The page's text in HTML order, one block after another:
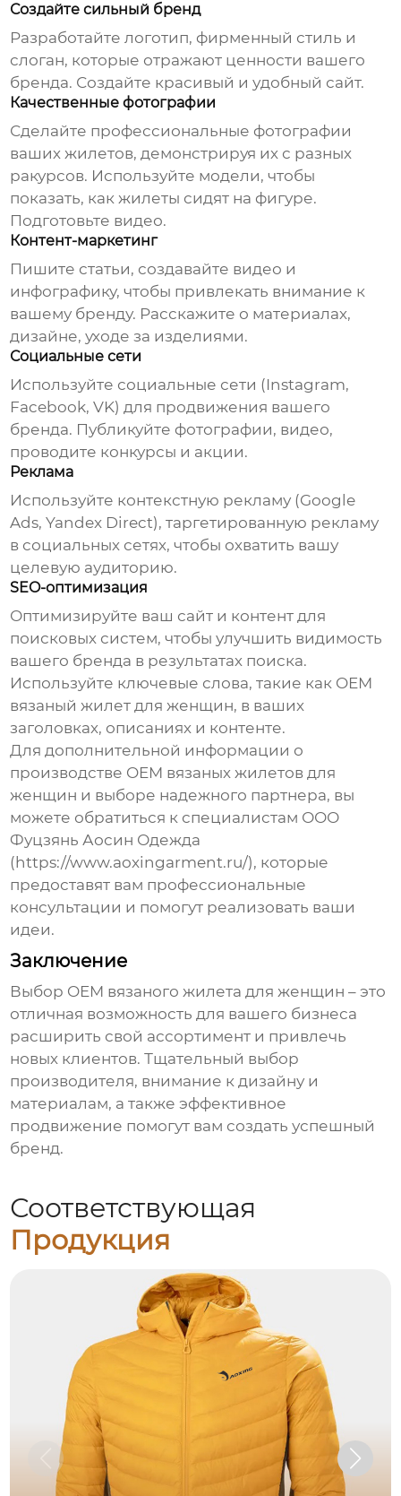
Создайте сильный бренд
Разработайте логотип, фирменный стиль и
слоган, которые отражают ценности вашего
бренда. Создайте красивый и удобный сайт.
Качественные фотографии
Сделайте профессиональные фотографии
ваших жилетов, демонстрируя их с разных
ракурсов. Используйте модели, чтобы
показать, как жилеты сидят на фигуре.
Подготовьте видео.
Контент-маркетинг
Пишите статьи, создавайте видео и
инфографику, чтобы привлекать внимание к
вашему бренду. Расскажите о материалах,
дизайне, уходе за изделиями.
Социальные сети
Используйте социальные сети (Instagram,
Facebook, VK) для продвижения вашего
бренда. Публикуйте фотографии, видео,
проводите конкурсы и акции.
Реклама
Используйте контекстную рекламу (Google
Ads, Yandex Direct), таргетированную рекламу
в социальных сетях, чтобы охватить вашу
целевую аудиторию.
SEO-оптимизация
Оптимизируйте ваш сайт и контент для
поисковых систем, чтобы улучшить видимость
вашего бренда в результатах поиска.
Используйте ключевые слова, такие как OEM
вязаный жилет для женщин, в ваших
заголовках, описаниях и контенте.
Для дополнительной информации о
производстве OEM вязаных жилетов для
женщин и выборе надежного партнера, вы
можете обратиться к специалистам ООО
Фуцзянь Аосин Одежда
( https://www.aoxingarment.ru/), которые
предоставят вам профессиональные
консультации и помогут реализовать ваши
идеи.
Заключение
Выбор OEM вязаного жилета для женщин – это
отличная возможность для вашего бизнеса
расширить свой ассортимент и привлечь
новых клиентов. Тщательный выбор
производителя, внимание к дизайну и
материалам, а также эффективное
продвижение помогут вам создать успешный
бренд.
Соответствующая
Продукция